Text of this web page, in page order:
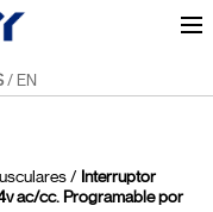
/ EN
/ Interruptor
ac/cc. Programable por